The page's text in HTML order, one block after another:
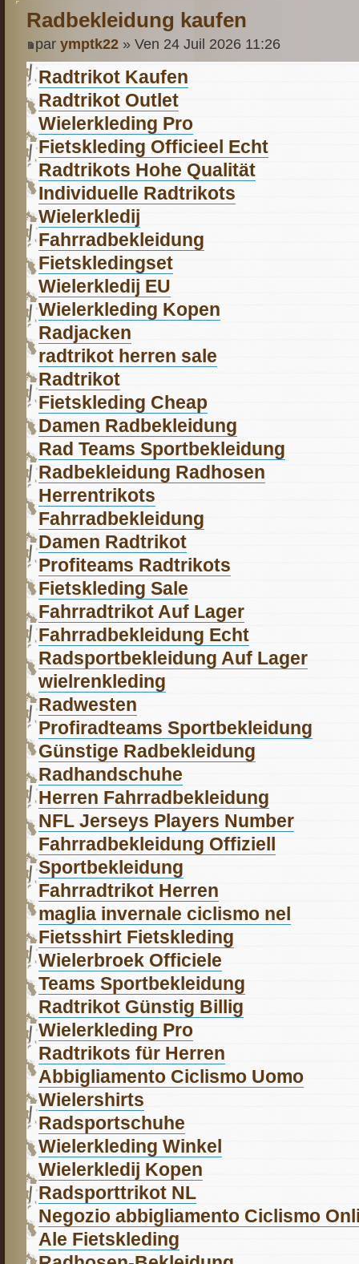
Radbekleidung kaufen
par ymptk22 » Ven 24 Juil 2026 11:26
Radtrikot Kaufen
Radtrikot Outlet
Wielerkleding Pro
Fietskleding Officieel Echt
Radtrikots Hohe Qualität
Individuelle Radtrikots
Wielerkledij
Fahrradbekleidung
Fietskledingset
Wielerkledij EU
Wielerkleding Kopen
Radjacken
radtrikot herren sale
Radtrikot
Fietskleding Cheap
Damen Radbekleidung
Rad Teams Sportbekleidung
Radbekleidung Radhosen
Herrentrikots
Fahrradbekleidung
Damen Radtrikot
Profiteams Radtrikots
Fietskleding Sale
Fahrradtrikot Auf Lager
Fahrradbekleidung Echt
Radsportbekleidung Auf Lager
wielrenkleding
Radwesten
Profiradteams Sportbekleidung
Günstige Radbekleidung
Radhandschuhe
Herren Fahrradbekleidung
NFL Jerseys Players Number
Fahrradbekleidung Offiziell
Sportbekleidung
Fahrradtrikot Herren
maglia invernale ciclismo nel
Fietsshirt Fietskleding
Wielerbroek Officiele
Teams Sportbekleidung
Radtrikot Günstig Billig
Wielerkleding Pro
Radtrikots für Herren
Abbigliamento Ciclismo Uomo
Wielershirts
Radsportschuhe
Wielerkleding Winkel
Wielerkledij Kopen
Radsporttrikot NL
Negozio abbigliamento Ciclismo
Ale Fietskleding